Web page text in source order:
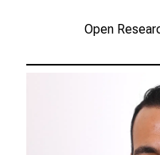
Open